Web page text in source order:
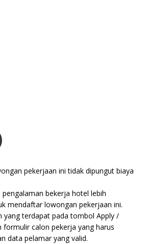
pekerjaan ini tidak dipungut biaya
pengalaman bekerja hotel lebih
mendaftar lowongan pekerjaan ini.
yang terdapat pada tombol Apply /
formulir calon pekerja yang harus
data pelamar yang valid.